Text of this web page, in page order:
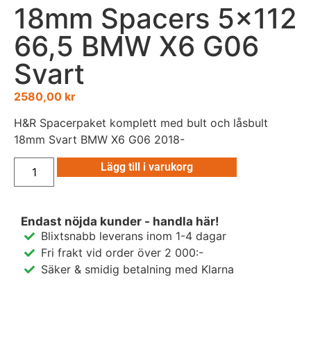
18mm Spacers 5×112
66,5 BMW X6 G06
Svart
2580,00 kr
H&R Spacerpaket komplett med bult och låsbult
18mm Svart BMW X6 G06 2018-
Lägg till i varukorg
Endast nöjda kunder - handla här!
Blixtsnabb leverans inom 1-4 dagar
Fri frakt vid order över 2 000:-
Säker & smidig betalning med Klarna